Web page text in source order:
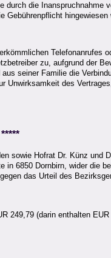
die Inanspruchnahme
Gebührenpflicht hingewiesen
Telefonanrufes
zu, aufgrund der
seiner Familie die
Unwirksamkeit des
sowie Hofrat Dr. Künz und
6850 Dornbirn, wider die
das Urteil des
249,79 (darin enthalten